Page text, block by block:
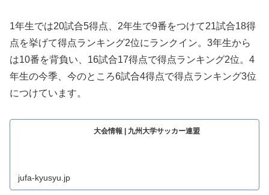
1年生では20試合5得点、2年生で9番をつけて21試合18得
点を挙げて得点ランキング2位にランクイン。3年生から
は10番を背負い、16試合17得点で得点ランキング2位。4
年生の今季、今のところ6試合4得点で得点ランキング3位
につけています。
大会情報 | 九州大学サッカー連盟
jufa-kyusyu.jp